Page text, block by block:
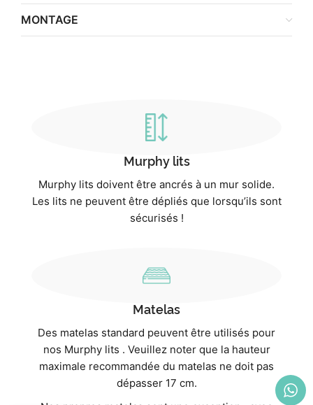
MONTAGE
Murphy lits
Murphy lits doivent être ancrés à un mur solide.
Les lits ne peuvent être dépliés que lorsqu’ils sont
sécurisés !
Matelas
Des matelas standard peuvent être utilisés pour
nos Murphy lits . Veuillez noter que la hauteur
maximale recommandée du matelas ne doit pas
dépasser 17 cm.